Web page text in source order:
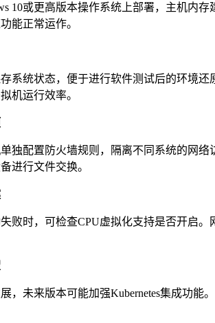
10或更高版本操作系统上部署，主机内
能正常运作。
系统状态，便于进行软件测试后的环境
机运行效率。
独配置防火墙规则，隔离不同系统的网
进行文件交换。
败时，可检查CPU虚拟化支持是否开启
，未来版本可能加强Kubernetes集成功